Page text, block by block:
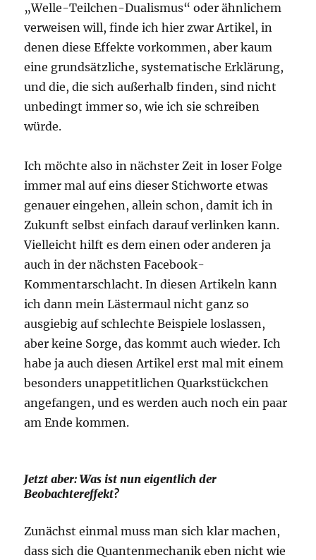
„Welle-Teilchen-Dualismus“ oder ähnlichem
verweisen will, finde ich hier zwar Artikel, in
denen diese Effekte vorkommen, aber kaum
eine grundsätzliche, systematische Erklärung,
und die, die sich außerhalb finden, sind nicht
unbedingt immer so, wie ich sie schreiben
würde.
Ich möchte also in nächster Zeit in loser Folge
immer mal auf eins dieser Stichworte etwas
genauer eingehen, allein schon, damit ich in
Zukunft selbst einfach darauf verlinken kann.
Vielleicht hilft es dem einen oder anderen ja
auch in der nächsten Facebook-
Kommentarschlacht. In diesen Artikeln kann
ich dann mein Lästermaul nicht ganz so
ausgiebig auf schlechte Beispiele loslassen,
aber keine Sorge, das kommt auch wieder. Ich
habe ja auch diesen Artikel erst mal mit einem
besonders unappetitlichen Quarkstückchen
angefangen, und es werden auch noch ein paar
am Ende kommen.
Jetzt aber: Was ist nun eigentlich der
Beobachtereffekt?
Zunächst einmal muss man sich klar machen,
dass sich die Quantenmechanik eben nicht wie